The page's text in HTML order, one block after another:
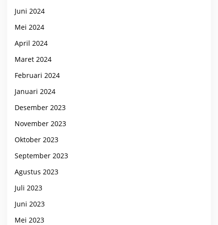
Juni 2024
Mei 2024
April 2024
Maret 2024
Februari 2024
Januari 2024
Desember 2023
November 2023
Oktober 2023
September 2023
Agustus 2023
Juli 2023
Juni 2023
Mei 2023